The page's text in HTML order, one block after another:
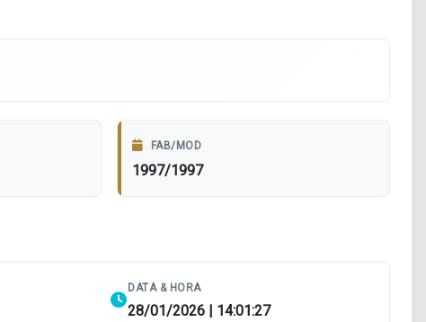
FAB/MOD
1997/1997
DATA & HORA
28/01/2026 | 14:01:27